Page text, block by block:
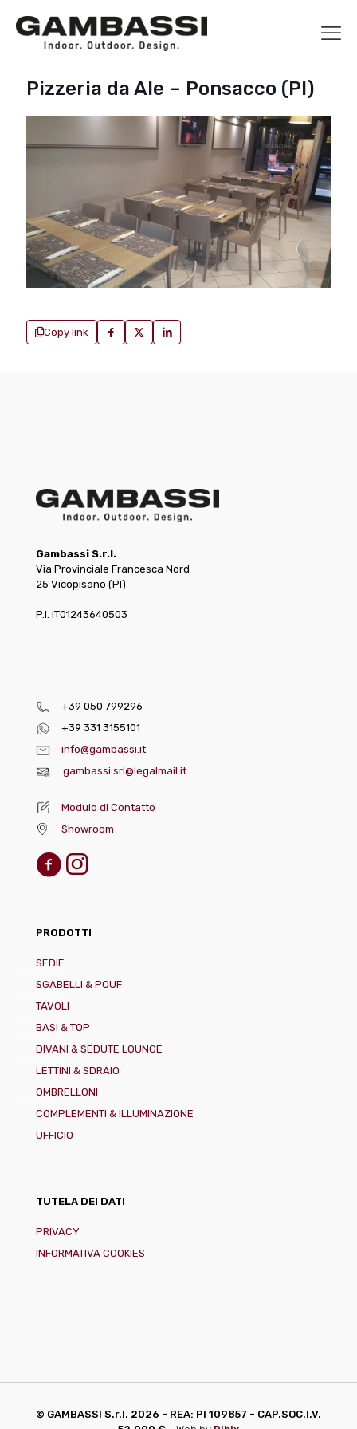
Pizzeria da Ale – Ponsacco (PI)
Copy link
Gambassi S.r.l.
Via Provinciale Francesca Nord
25 Vicopisano (PI)
P.I. IT01243640503
+39 050 799296
+39 331 3155101
info@gambassi.it
gambassi.srl@legalmail.it
Modulo di Contatto
Showroom
PRODOTTI
SEDIE
SGABELLI & POUF
TAVOLI
BASI & TOP
DIVANI & SEDUTE LOUNGE
LETTINI & SDRAIO
OMBRELLONI
COMPLEMENTI & ILLUMINAZIONE
UFFICIO
TUTELA DEI DATI
PRIVACY
INFORMATIVA COOKIES
© GAMBASSI S.r.l. 2026 - REA: PI 109857 - CAP.SOC.I.V.